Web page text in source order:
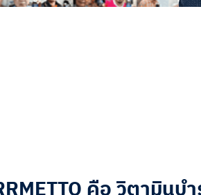
คือ วิตามินบ